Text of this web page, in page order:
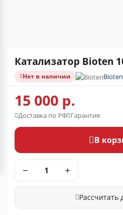
Катализатор Bioten
Нет в наличии Bioten
15 000 р.
Доставка по РФ Гарантия
В
− +
Рассчитать